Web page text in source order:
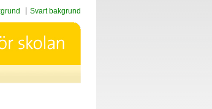
Svart bakgrund